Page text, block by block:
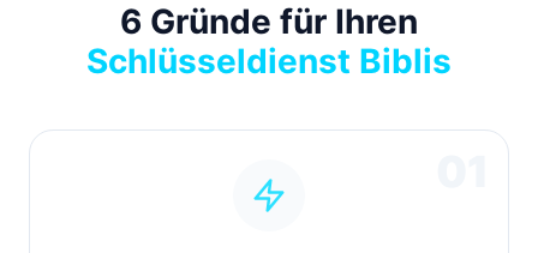
6 Gründe für Ihren
Schlüsseldienst Biblis